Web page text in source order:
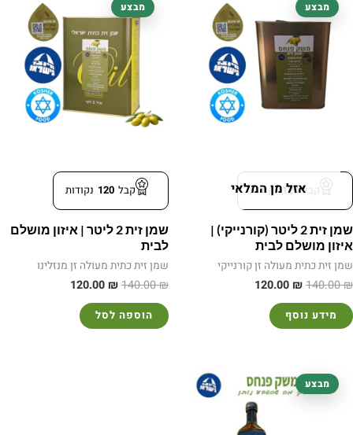
אזל מן המלאיקבל 120 נקודות
מבצע
שמן זית 2 ליטר (קורנייקי) |
איזון מושלם לבית
שמן זית כתית מעולה זן קורנייקי
140.00₪
המקורי
היה:
140.00 ₪.
120.00 ₪
הנוכחי
הוא:
120.00 ₪.
מידע נוסף
קבל 120 נקודות
מבצע
שמן זית 2 ליטר | איזון מושלם
לבית
שמן זית כתית מעולה זן מנזלינו
140.00₪
המקורי
היה:
140.00 ₪.
120.00 ₪
הנוכחי
הוא:
120.00 ₪.
הוספה לסל
מבצע
המחיר
המקורי
היה:
הנוכחי
הוא:
98.00 ₪.